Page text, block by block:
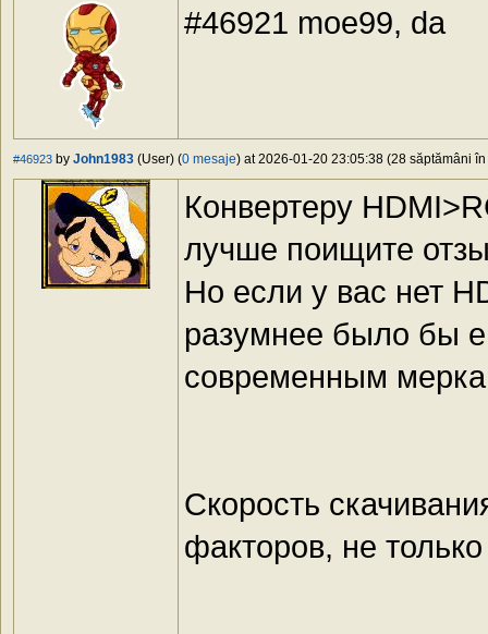
#46921 moe99, da
#46923 by John1983 (User) (0 mesaje) at 2026-01-20 23:05:38 (28 săptămâni în
Конвертеру
лучше поищите
Но если у вас нет
разумнее было бы
современным
Скорость
факторов, не